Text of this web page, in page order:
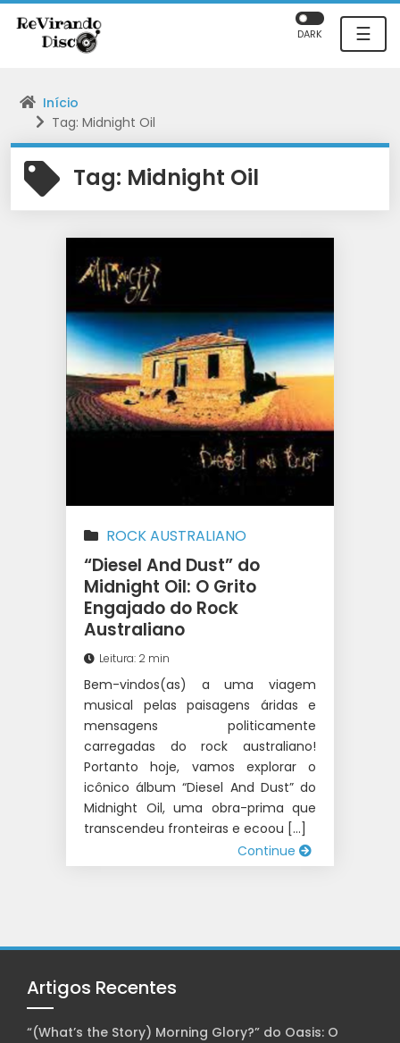
☰
DARK
Início
Tag: Midnight Oil
Tag: Midnight Oil
ROCK AUSTRALIANO
“Diesel And Dust” do
Midnight Oil: O Grito
Engajado do Rock
Australiano
Leitura: 2 min
Bem-vindos(as) a uma viagem
musical pelas paisagens áridas e
mensagens politicamente
carregadas do rock australiano!
Portanto hoje, vamos explorar o
icônico álbum “Diesel And Dust” do
Midnight Oil, uma obra-prima que
transcendeu fronteiras e ecoou […]
Continue
Artigos Recentes
“(What’s the Story) Morning Glory?” do Oasis: O